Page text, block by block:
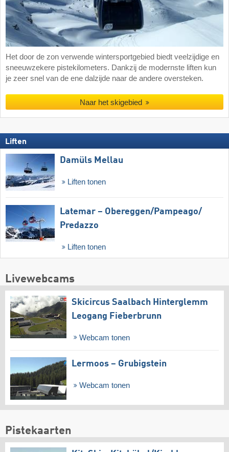
Het door de zon verwende wintersportgebied biedt veelzijdige en
sneeuwzekere pistekilometers. Dankzij de modernste liften kun
je zeer snel van de ene dalzijde naar de andere oversteken.
Naar het skigebied
Liften
Damüls Mellau
Liften tonen
Latemar – Obereggen/​Pampeago/​
Predazzo
Liften tonen
Livewebcams
Skicircus Saalbach Hinterglemm
Leogang Fieberbrunn
Webcam tonen
Lermoos – Grubigstein
Webcam tonen
Pistekaarten